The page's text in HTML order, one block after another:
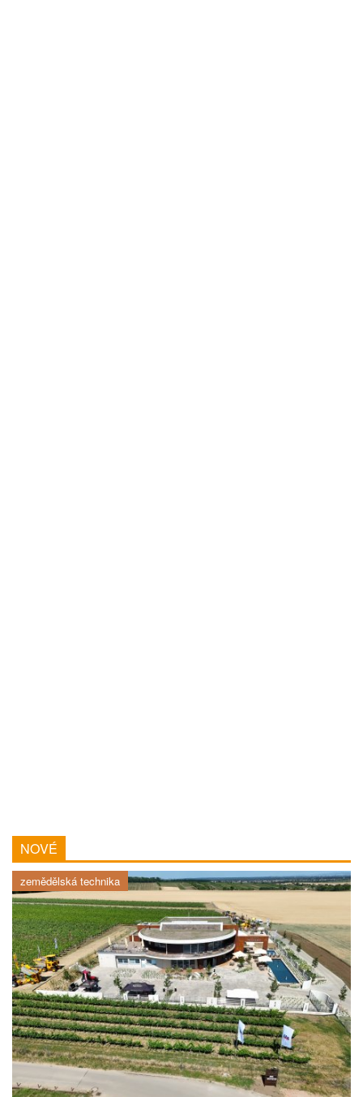
NOVÉ
zemědělská technika